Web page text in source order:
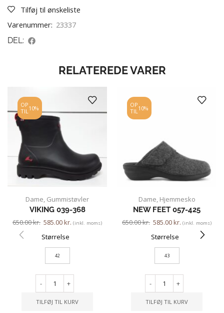
Tilføj til ønskeliste
Varenummer: 23337
DEL:
RELATEREDE VARER
OP
TIL10%
Dame, Gummistøvler
VIKING 039-368
650.00kr. 585.00kr. (inkl. moms)
Størrelse
42
- +
TILFØJ TIL KURV
OP
TIL10%
Dame, Hjemmesko
NEW FEET 057-425
650.00kr. 585.00kr. (inkl. moms)
Størrelse
43
- +
TILFØJ TIL KURV